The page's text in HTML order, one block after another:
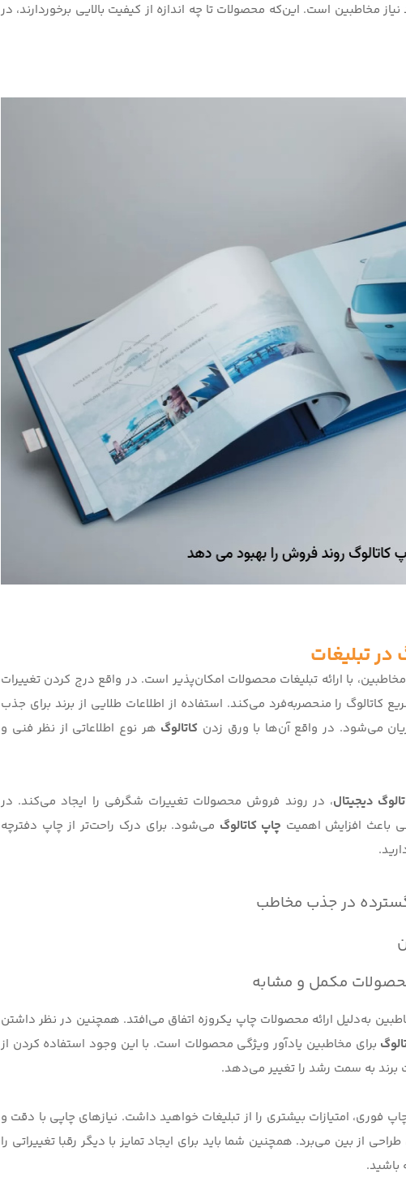
مخاطبین است. این‌که محصولات تا چه اندازه از کیفیت بالایی برخوردارند، در
در تبلیغات
با ارائه تبلیغات محصولات امکان‌پذیر است. در واقع درج کردن تغییرات
را منحصربه‌فرد می‌کند. استفاده از اطلاعات طلایی از برند برای جذب
می‌شود. در واقع آن‌ها با ورق زدن کاتالوگ هر نوع اطلاعاتی از نظر فنی و
دیجیتال، در روند فروش محصولات تغییرات شگرفی را ایجاد می‌کند. در
باعث افزایش اهمیت چاپ کاتالوگ می‌شود. برای درک راحت‌تر از چاپ‌ دفترچه
در جذب مخاطب
مکمل و مشابه
به‌دلیل ارائه محصولات چاپ یکروزه اتفاق می‌افتد. همچنین در نظر داشتن
برای مخاطبین یادآور ویژگی محصولات است. با این وجود استفاده کردن از
برند به‌ سمت رشد را تغییر می‌دهد.
فوری، امتیازات بیشتری را از تبلیغات خواهید داشت. نیازهای چاپی با دقت و
از بین می‌برد. همچنین شما باید برای ایجاد تمایز با دیگر رقبا تغییراتی را
باشید.